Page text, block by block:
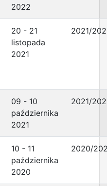
2022
20 - 21
listopada
2021
2021/
09 - 10
października
2021
2021/
10 - 11
października
2020
2020/